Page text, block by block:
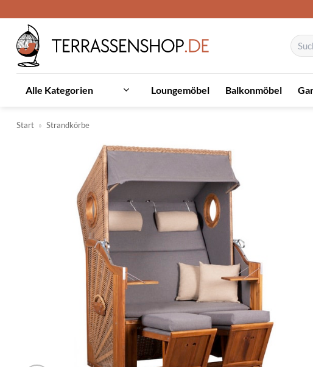
Inhalt
springen
Suchen
nach:
Alle Kategorien Loungemöbel Balkonmöbel
Start » Strandkörbe